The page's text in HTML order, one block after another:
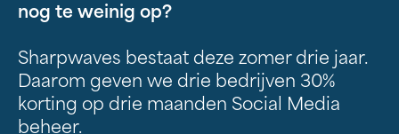
Marketing
—Offline
nog te weinig op?
Sharpwaves bestaat deze zomer drie jaar.
Daarom geven we drie bedrijven 30%
korting op drie maanden Social Media
beheer.